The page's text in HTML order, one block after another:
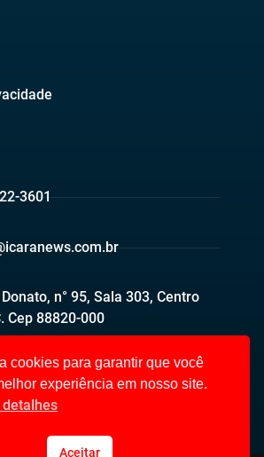
3601
n° 95, Sala 303, Centro
Cep 88820-000
cookies para garantir que você
experiência em nosso site.
Aceitar